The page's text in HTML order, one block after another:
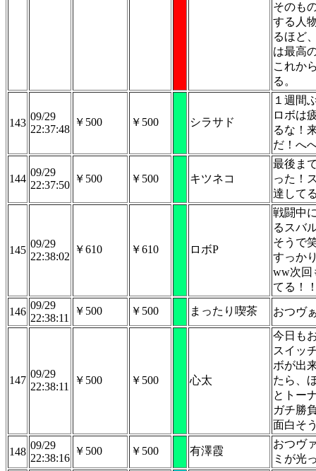
そのも
する人
るほど
は最高
これか
る。
143
09/29
22:37:48
￥500 ￥500 シラサド
１週間
ロボは
るな！
だ！へ
144
09/29
22:37:50
￥500 ￥500 キツネコ
最後ま
った！
達して
145
09/29
22:38:02
￥610 ￥610 ロボP
戦闘中
るスバ
そうで
すっか
ww次回
てる！
146
09/29
22:38:11
￥500 ￥500 まったり喫茶 おつヴ
147
09/29
22:38:11
￥500 ￥500 心太
今日も
スイッ
ボが出
たら、
とトー
ガチ勝
面白そ
148
09/29
22:38:16
￥500 ￥500 有澤霞
おつヴ
ミが光